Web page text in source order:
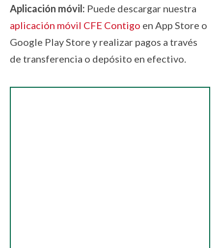
Aplicación móvil: Puede descargar nuestra
aplicación móvil CFE Contigo en App Store o
Google Play Store y realizar pagos a través
de transferencia o depósito en efectivo.